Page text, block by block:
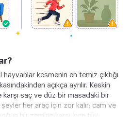
hayvanlar kesmenin en temiz çıktığı
açıkça ayrılır. Keskin
karşı saç ve düz bir masadaki bir
şeyler her araç için zor kalır: cam ve
yoğun bir zemine karşı ince tüy